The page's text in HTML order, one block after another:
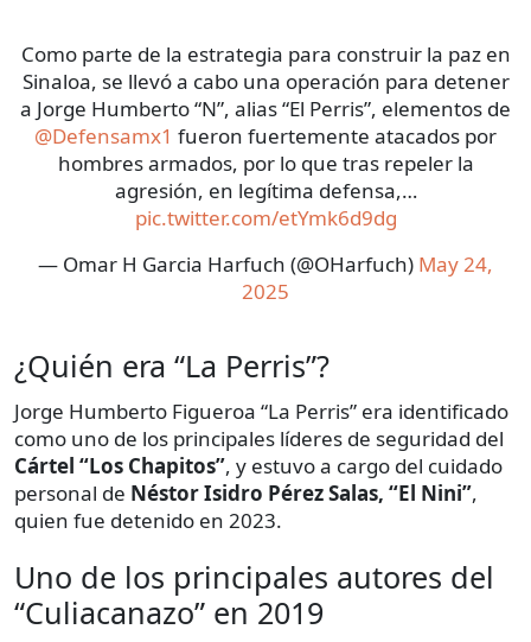
Como parte de la estrategia para construir la paz en
Sinaloa, se llevó a cabo una operación para detener
a Jorge Humberto “N”, alias “El Perris”, elementos de
@Defensamx1 fueron fuertemente atacados por
hombres armados, por lo que tras repeler la
agresión, en legítima defensa,…
pic.twitter.com/etYmk6d9dg
— Omar H Garcia Harfuch (@OHarfuch) May 24,
2025
¿Quién era “La Perris”?
Jorge Humberto Figueroa “La Perris” era identificado
como uno de los principales líderes de seguridad del
Cártel “Los Chapitos”, y estuvo a cargo del cuidado
personal de Néstor Isidro Pérez Salas, “El Nini”,
quien fue detenido en 2023.
Uno de los principales autores del
“Culiacanazo” en 2019